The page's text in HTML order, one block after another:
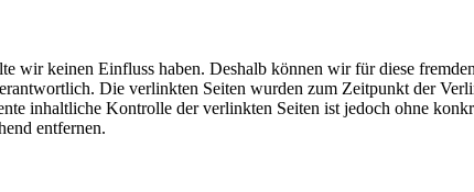
wir keinen Einfluss haben. Deshalb können wir für diese
Die verlinkten Seiten wurden zum Zeitpunkt der
inhaltliche Kontrolle der verlinkten Seiten ist jedoch ohne
entfernen.